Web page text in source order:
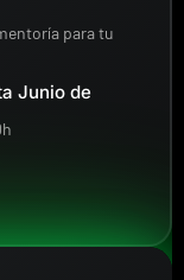
para tu
Junio de